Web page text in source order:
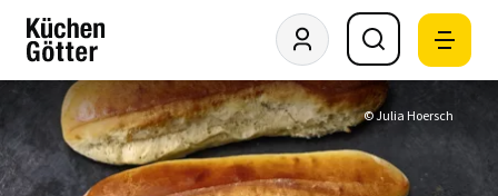
© Julia Hoersch